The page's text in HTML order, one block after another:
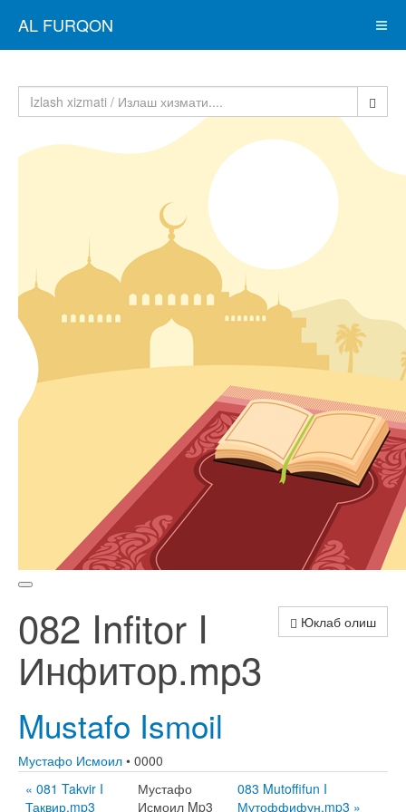
AL FURQON
Юклаб олиш
082 Infitor I
Инфитор.mp3
Mustafo Ismoil
Мустафо Исмоил • 0000
« 081 Takvir I
Таквир.mp3
Мустафо
Исмоил Mp3
083 Mutoffifun I
Мутоффифун.mp3 »